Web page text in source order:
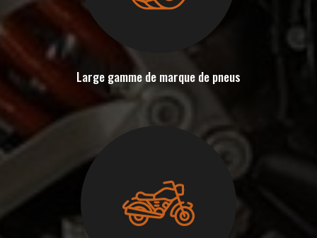
Large gamme de marque de pneus